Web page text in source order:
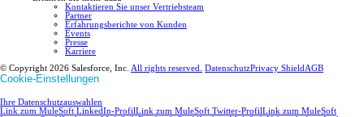
Kontaktieren Sie unser Vertriebsteam
Partner
Erfahrungsberichte von Kunden
Events
Presse
Karriere
© Copyright 2026 Salesforce, Inc. All rights reserved. DatenschutzPrivacy Shield AGB
Cookie-Einstellungen
Ihre Datenschutzauswahlen
Link zum MuleSoft LinkedIn-ProfilLink zum MuleSoft Twitter-ProfilLink zum MuleSoft